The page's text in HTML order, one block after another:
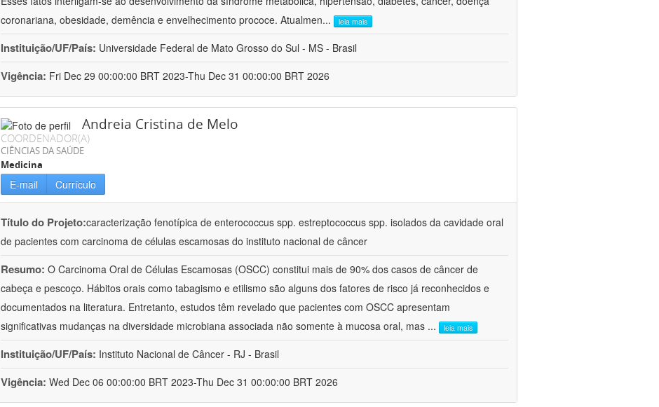
coronariana, obesidade, demência e envelhecimento prococe. Atualmen... leia mais
Instituição/UF/País: Universidade Federal de Mato Grosso do Sul - MS - Brasil
Vigência: Fri Dec 29 00:00:00 BRT 2023-Thu Dec 31 00:00:00 BRT 2026
Andreia Cristina de Melo
COORDENADOR(A)
CIÊNCIAS DA SAÚDE
Medicina
E-mail Currículo
Título do Projeto:caracterização fenotípica de enterococcus spp. estreptococcus spp. isolados da cavidade oral
de pacientes com carcinoma de células escamosas do instituto nacional de câncer
Resumo: O Carcinoma Oral de Células Escamosas (OSCC) constitui mais de 90% dos casos de câncer de
cabeça e pescoço. Hábitos orais como tabagismo e etilismo são alguns dos fatores de risco já reconhecidos e
documentados na literatura. Entretanto, estudos têm revelado que pacientes com OSCC apresentam
significativas mudanças na diversidade microbiana associada não somente à mucosa oral, mas ... leia mais
Instituição/UF/País: Instituto Nacional de Câncer - RJ - Brasil
Vigência: Wed Dec 06 00:00:00 BRT 2023-Thu Dec 31 00:00:00 BRT 2026